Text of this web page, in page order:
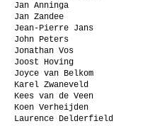
Jan Anninga
Jan Zandee
Jean-Pierre Jans
John Peters
Jonathan Vos
Joost Hoving
Joyce van Belkom
Karel Zwaneveld
Kees van de Veen
Koen Verheijden
Laurence Delderfield